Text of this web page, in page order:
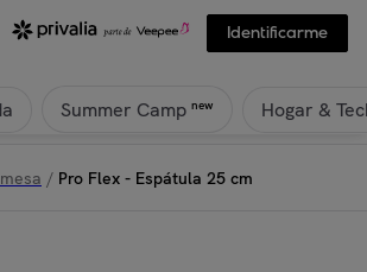
Identificarme
Summer Camp new Hogar &
/ Pro Flex - Espátula 25 cm